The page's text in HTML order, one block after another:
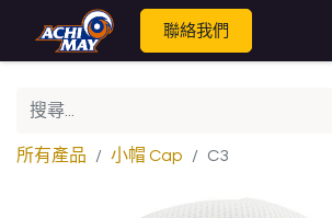
聯絡我們
所有產品 小帽 Cap C3